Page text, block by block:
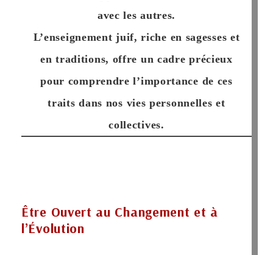
avec les autres.
L’enseignement juif, riche en sagesses et
en traditions, offre un cadre précieux
pour comprendre l’importance de ces
traits dans nos vies personnelles et
collectives.
Être Ouvert au Changement et à
l’Évolution